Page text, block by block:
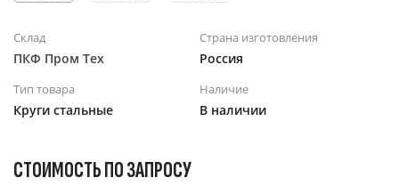
Склад
ПКФ Пром Тех
Страна изготовления
Россия
Тип товара
Круги стальные
Наличие
В наличии
СТОИМОСТЬ ПО ЗАПРОСУ